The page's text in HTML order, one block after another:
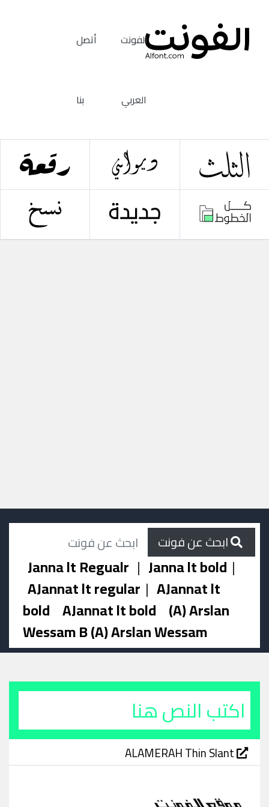
الفونت
العربي
أتصل
بنا
Janna lt Regualr | Janna lt bold |
AJannat lt regular | AJannat lt
bold AJannat lt bold (A) Arslan
Wessam B (A) Arslan Wessam
ALAMERAH Thin Slant